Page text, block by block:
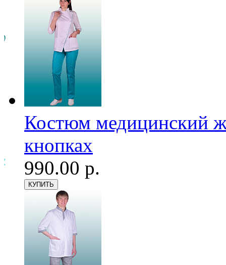
Костюм медицинский
кнопках
990.00 р.